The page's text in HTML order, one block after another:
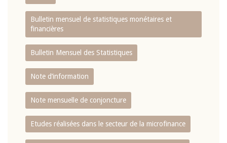
Bulletin mensuel de statistiques monétaires et
financières
Bulletin Mensuel des Statistiques
Note d’information
Note mensuelle de conjoncture
Etudes réalisées dans le secteur de la microfinance